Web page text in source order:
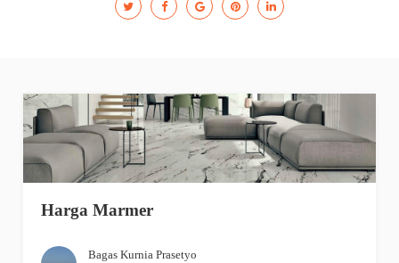
Harga Marmer
Bagas Kurnia Prasetyo